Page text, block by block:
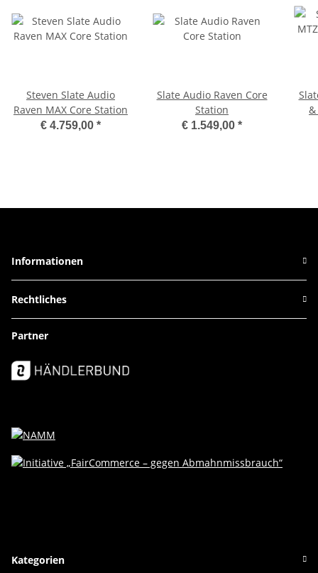
Steven Slate Audio
Raven MAX Core Station
€ 4.759,00 *
Slate Audio Raven Core
Station
€ 1.549,00 *
&
Informationen
Rechtliches
Partner
Kategorien